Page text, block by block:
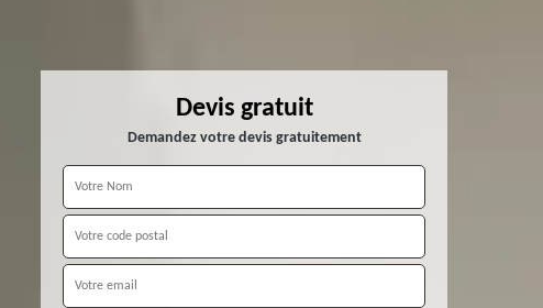
Devis gratuit
Demandez votre devis gratuitement